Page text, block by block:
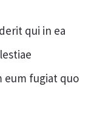
qui in ea
eum fugiat quo